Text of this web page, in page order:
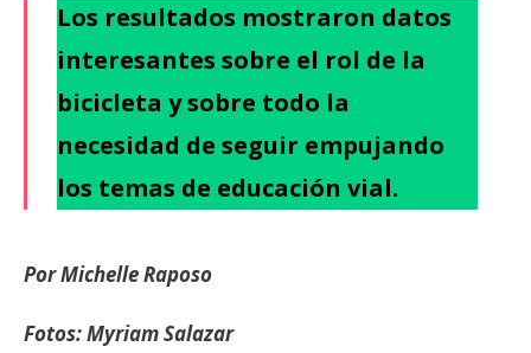
Los resultados mostraron datos
interesantes sobre el rol de la
bicicleta y sobre todo la
necesidad de seguir empujando
los temas de educación vial.
Por Michelle Raposo
Fotos: Myriam Salazar